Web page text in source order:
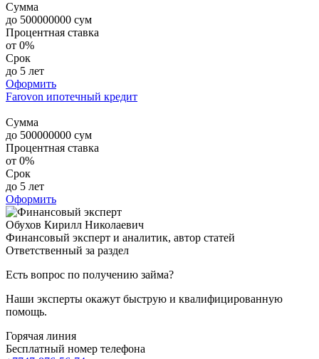
Сумма
до 500000000 сум
Процентная ставка
от 0%
Срок
до 5 лет
Оформить
Farovon ипотечный кредит
Сумма
до 500000000 сум
Процентная ставка
от 0%
Срок
до 5 лет
Оформить
Обухов Кирилл Николаевич
Финансовый эксперт и аналитик, автор статей
Ответственный за раздел
Есть вопрос по получению займа?
Наши эксперты окажут быструю и квалифицированную
помощь.
Горячая линия
Бесплатный номер телефона